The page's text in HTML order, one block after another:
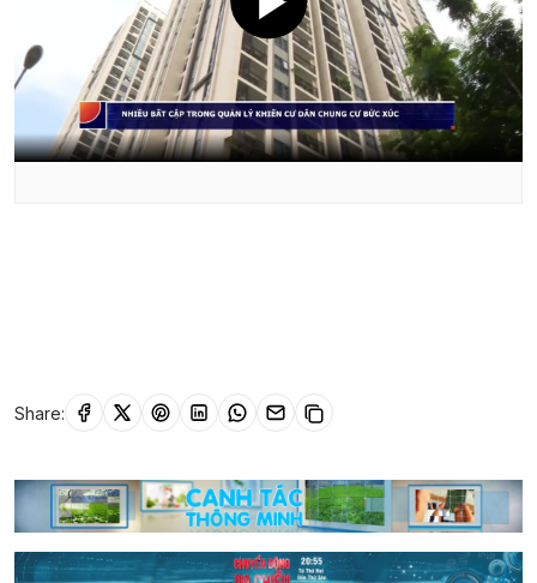
Share: